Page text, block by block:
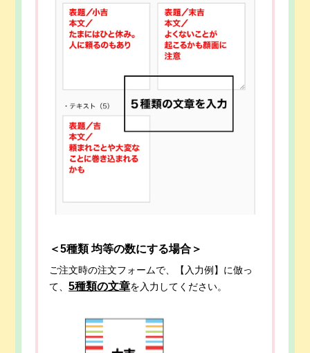
＜5種類 均等の数にする場合＞
ご注文時の注文フォームで、【入力例】に倣っ
て、5種類の文章を入力してください。